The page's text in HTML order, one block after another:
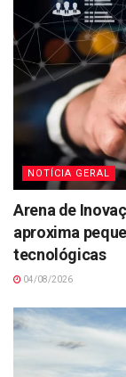
NOTÍCIA GERAL
Arena de
aproxima
tecnológicas
04/08/2026